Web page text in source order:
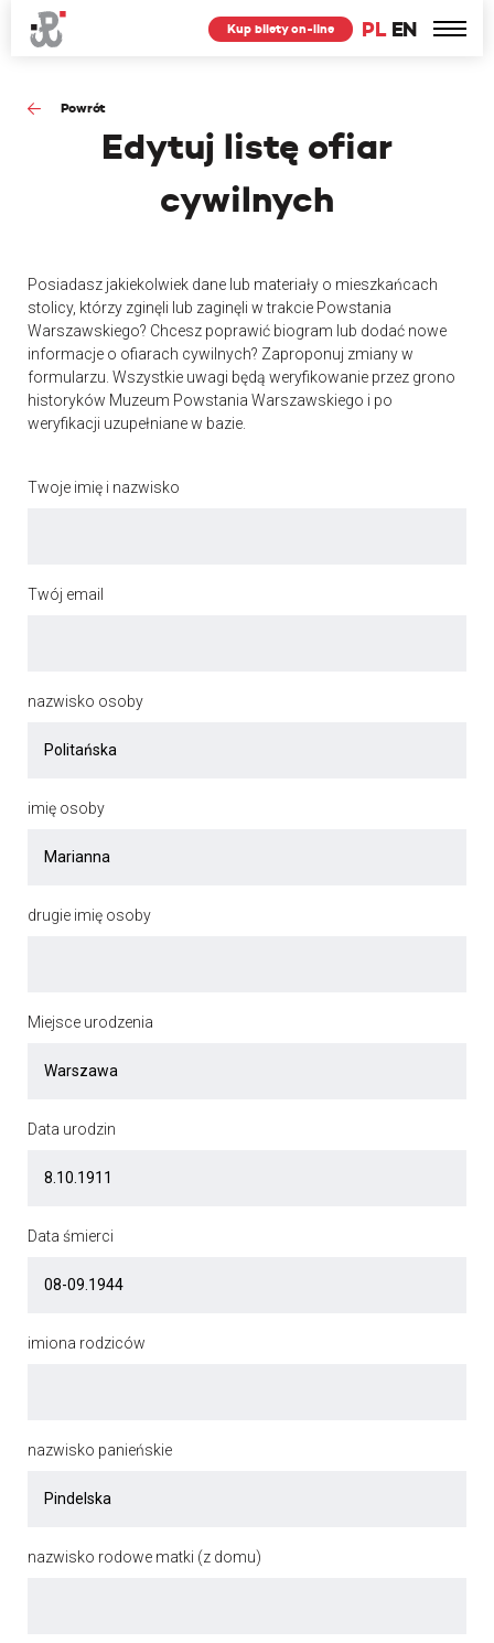
PL EN
Kup bilety on-line
Powrót
Edytuj listę ofiar
cywilnych
Posiadasz jakiekolwiek dane lub materiały o mieszkańcach
stolicy, którzy zginęli lub zaginęli w trakcie Powstania
Warszawskiego? Chcesz poprawić biogram lub dodać nowe
informacje o ofiarach cywilnych? Zaproponuj zmiany w
formularzu. Wszystkie uwagi będą weryfikowanie przez grono
historyków Muzeum Powstania Warszawskiego i po
weryfikacji uzupełniane w bazie.
Twoje imię i nazwisko
Twój email
nazwisko osoby
imię osoby
drugie imię osoby
Miejsce urodzenia
Data urodzin
Data śmierci
imiona rodziców
nazwisko panieńskie
nazwisko rodowe matki (z domu)